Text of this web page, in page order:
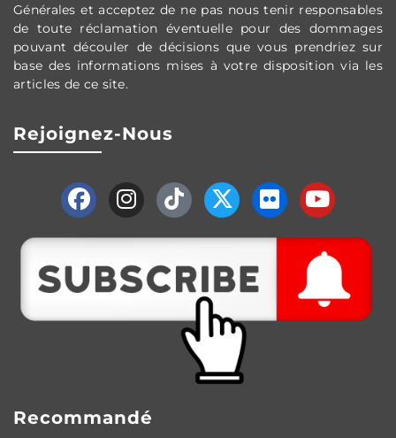
Générales etacceptez de ne pas nous tenir responsables
de toute réclamation éventuelle pour des dommages
pouvant découler de décisions que vous prendriez sur
base des informations mises à votre disposition via les
articles de ce site.
Rejoignez-Nous
Recommandé